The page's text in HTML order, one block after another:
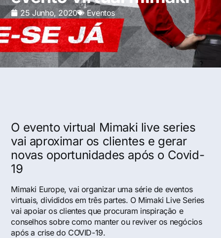
25 Junho, 2020 Eventos
O evento virtual Mimaki live series
vai aproximar os clientes e gerar
novas oportunidades após o Covid-
19
Mimaki Europe, vai organizar uma série de eventos
virtuais, divididos em três partes. O Mimaki Live Series
vai apoiar os clientes que procuram inspiração e
conselhos sobre como manter ou reviver os negócios
após a crise do COVID-19.